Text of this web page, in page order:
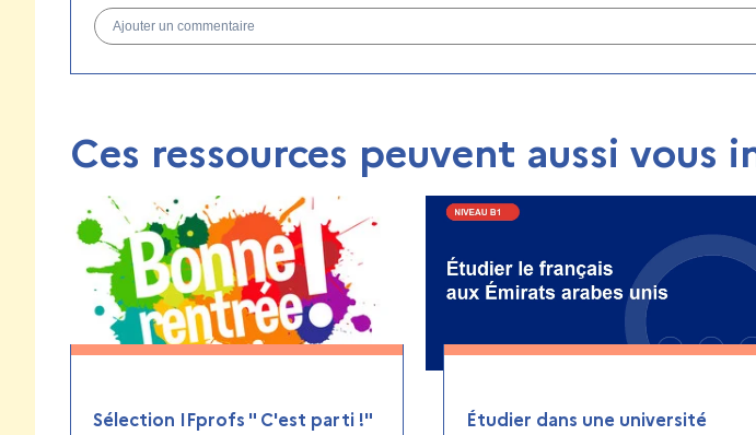
Ajouter un commentaire
Ces ressources peuvent aussi vous
Sélection IFprofs " C'est parti !"
Étudier dans une université